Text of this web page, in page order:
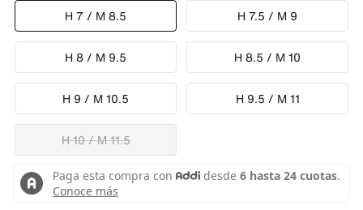
H 7 / M 8.5 H 7.5 / M 9
H 8 / M 9.5 H 8.5 / M 10
H 9 / M 10.5 H 9.5 / M 11
H 10 / M 11.5